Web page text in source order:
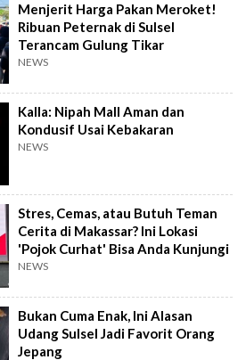
Menjerit Harga Pakan Meroket!
Ribuan Peternak di Sulsel
Terancam Gulung Tikar
NEWS
Kalla: Nipah Mall Aman dan
Kondusif Usai Kebakaran
NEWS
Stres, Cemas, atau Butuh Teman
Cerita di Makassar? Ini Lokasi
'Pojok Curhat' Bisa Anda Kunjungi
NEWS
Bukan Cuma Enak, Ini Alasan
Udang Sulsel Jadi Favorit Orang
Jepang